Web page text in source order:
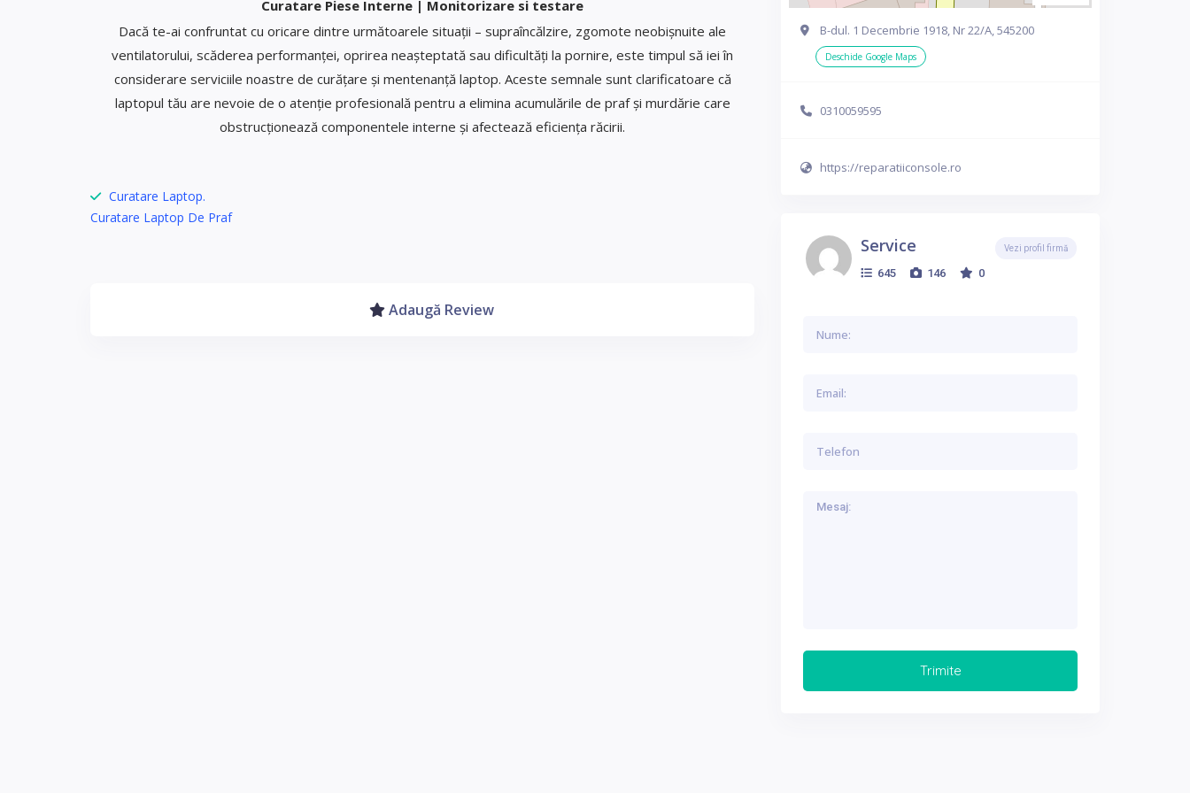
Curatare Piese Interne | Monitorizare si testare
Dacă te-ai confruntat cu oricare dintre următoarele situații – supraîncălzire, zgomote neobișnuite ale
ventilatorului, scăderea performanței, oprirea neașteptată sau dificultăți la pornire, este timpul să iei în
considerare serviciile noastre de curățare și mentenanță laptop. Aceste semnale sunt clarificatoare că
laptopul tău are nevoie de o atenție profesională pentru a elimina acumulările de praf și murdărie care
obstrucționează componentele interne și afectează eficiența răcirii.
Curatare Laptop.
Curatare Laptop De Praf
Adaugă Review
B-dul. 1 Decembrie 1918, Nr 22/A, 545200
Deschide Google Maps
0310059595
https://reparatiiconsole.ro
Service
645 146 0
Vezi profil firmă